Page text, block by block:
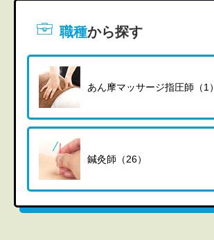
職種から探す
あん摩マッサージ指圧師（1）
鍼灸師（26）